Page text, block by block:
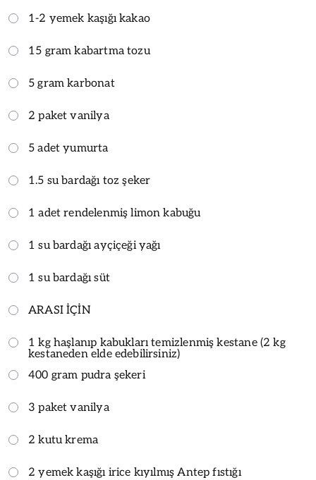
1-2 yemek kaşığı kakao
15 gram kabartma tozu
5 gram karbonat
2 paket vanilya
5 adet yumurta
1.5 su bardağı toz şeker
1 adet rendelenmiş limon kabuğu
1 su bardağı ayçiçeği yağı
1 su bardağı süt
ARASI İÇİN
1 kg haşlanıp kabukları temizlenmiş kestane (2 kg
kestaneden elde edebilirsiniz)
400 gram pudra şekeri
3 paket vanilya
2 kutu krema
2 yemek kaşığı irice kıyılmış Antep fıstığı